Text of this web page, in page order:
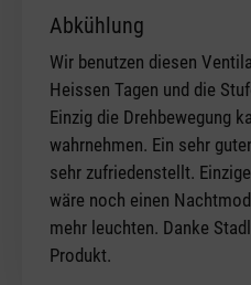
Review with rating of 5
Abkühlung
Wir benutzen diesen
Heissen Tagen und die
Einzig die Drehbewegung
wahrnehmen. Ein sehr
sehr zufriedenstellt.
wäre noch einen
mehr leuchten. Danke
Produkt.